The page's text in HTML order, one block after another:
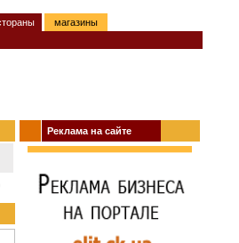
магазины
кино, театр, концерты, спектакли,
Реклама на сайте